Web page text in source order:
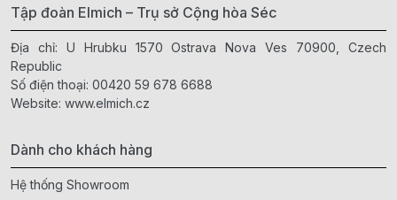
Tập đoàn Elmich – Trụ sở Cộng hòa Séc
Địa chỉ: U Hrubku 1570 Ostrava Nova Ves 70900, Czech
Republic
Số điện thoại: 00420 59 678 6688
Website: www.elmich.cz
Dành cho khách hàng
Hệ thống Showroom